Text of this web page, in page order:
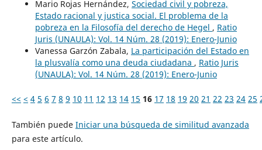
Mario Rojas Hernández, Sociedad civil y pobreza,
Estado racional y justica social. El problema de la
pobreza en la Filosofía del derecho de Hegel , Ratio
Juris (UNAULA): Vol. 14 Núm. 28 (2019): Enero-Junio
Vanessa Garzón Zabala, La participación del Estado en
la plusvalía como una deuda ciudadana , Ratio Juris
(UNAULA): Vol. 14 Núm. 28 (2019): Enero-Junio
<< < 4 5 6 7 8 9 10 11 12 13 14 15 16 17 18 19 20 21 22 23 24 25
También puede Iniciar una búsqueda de similitud avanzada
para este artículo.